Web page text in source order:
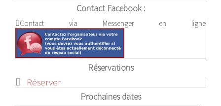
Contact Facebook :
Contact via Messenger en ligne
Réservations
Réserver
Prochaines dates